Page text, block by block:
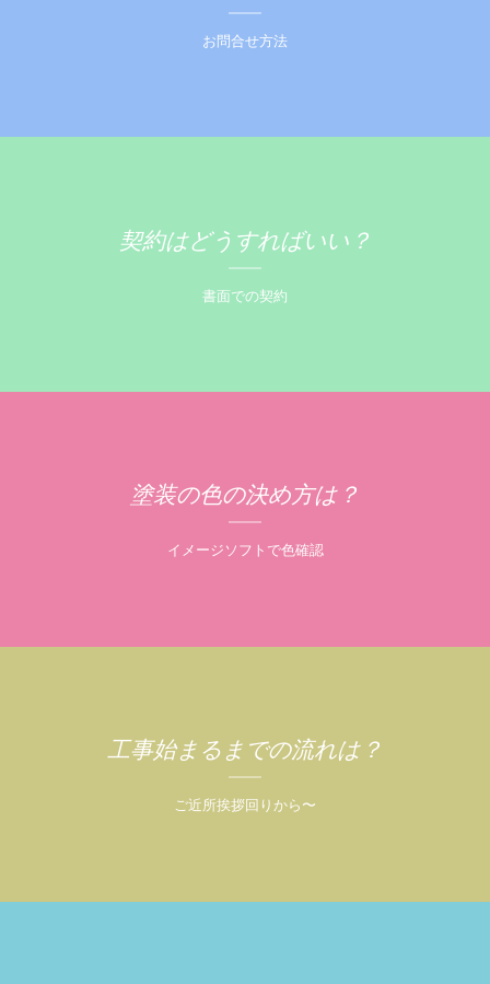
お問合せ方法
契約はどうすればいい？
書面での契約
塗装の色の決め方は？
イメージソフトで色確認
工事始まるまでの流れは？
ご近所挨拶回りから〜